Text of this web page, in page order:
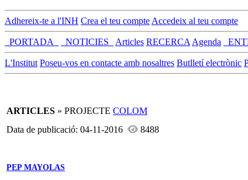
Adhereix-te a l'INH Crea el teu compte Accedeix al teu compte
_PORTADA_ _NOTICIES_ Articles RECERCA Agenda
L'Institut Poseu-vos en contacte amb nosaltres Butlletí electrònic
ARTICLES » PROJECTE COLOM
Data de publicació: 04-11-2016
8488
PEP MAYOLAS